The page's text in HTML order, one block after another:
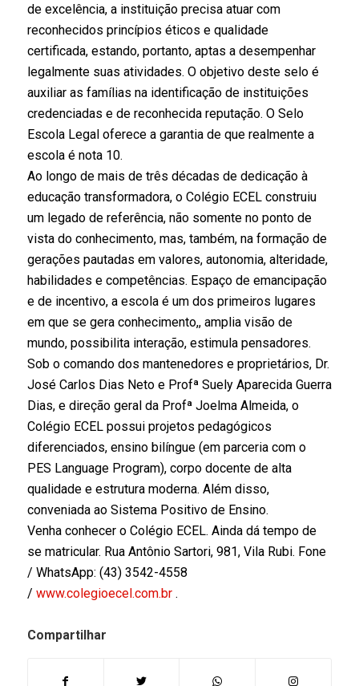
de excelência, a instituição precisa atuarcom
reconhecidos princípios éticos e qualidade
certificada, estando, portanto, aptas a desempenhar
legalmente suas atividades. O objetivo deste selo é
auxiliar as famílias na identificação de instituições
credenciadas e de reconhecida reputação. O Selo
Escola Legal oferece a garantia de que realmente a
escola é nota 10.
Ao longo de mais de três décadas de dedicação à
educação transformadora, o Colégio ECEL construiu
um legado de referência, não somente no ponto de
vista do conhecimento, mas, também, na formação de
gerações pautadas em valores, autonomia, alteridade,
habilidades e competências. Espaço de emancipação
e de incentivo, a escola é um dos primeiros lugares
em que se gera conhecimento,, amplia visão de
mundo, possibilita interação, estimula pensadores.
Sob o comando dos mantenedores e proprietários, Dr.
José Carlos Dias Neto e Profª Suely Aparecida Guerra
Dias, e direção geral da Profª Joelma Almeida, o
Colégio ECEL possui projetos pedagógicos
diferenciados, ensino bilíngue (em parceria com o
PES Language Program), corpo docente de alta
qualidade e estrutura moderna. Além disso,
conveniada ao Sistema Positivo de Ensino.
Venha conhecer o Colégio ECEL. Ainda dá tempo de
se matricular. Rua Antônio Sartori, 981, Vila Rubi. Fone
/ WhatsApp: (43) 3542-4558
/ www.colegioecel.com.br.
Compartilhar